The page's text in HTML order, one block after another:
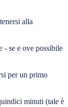
alla
- se e ove possibile
per un primo
minuti (tale è